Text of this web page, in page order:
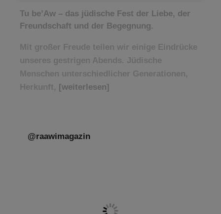
Tu be’Aw – das jüdische Fest der Liebe, der
Freundschaft und der Begegnung.
Mit großer Freude teilen wir einige Eindrücke
unseres gestrigen Abends. Jüdische
Menschen unterschiedlicher Generationen,
Herkunft, [weiterlesen]
@raawimagazin